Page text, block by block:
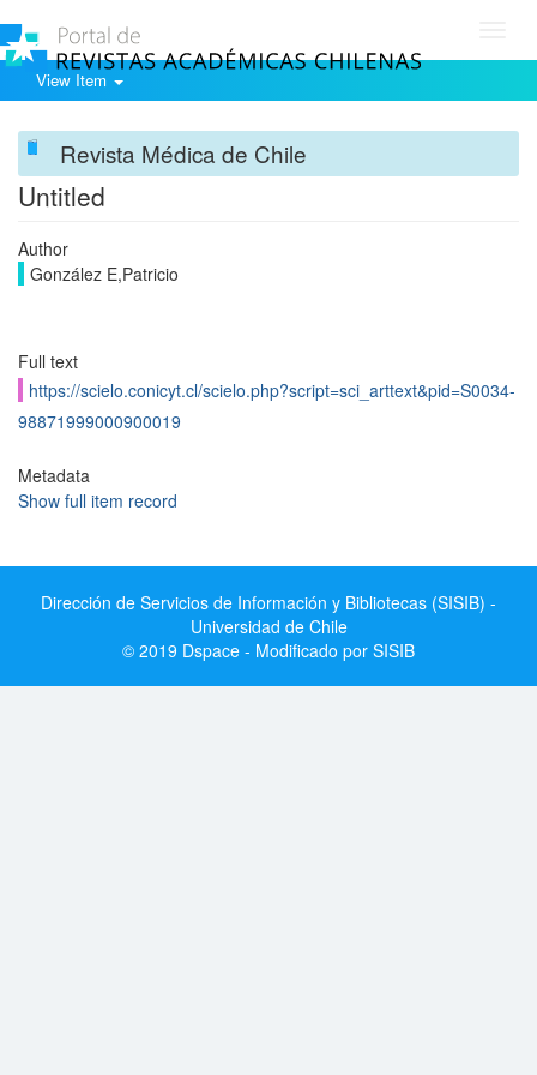
View Item
Revista Médica de Chile
Untitled
Author
González E,Patricio
Full text
https://scielo.conicyt.cl/scielo.php?script=sci_arttext&pid=S0034-
98871999000900019
Metadata
Show full item record
Dirección de Servicios de Información y Bibliotecas (SISIB) -
Universidad de Chile
© 2019 Dspace - Modificado por SISIB